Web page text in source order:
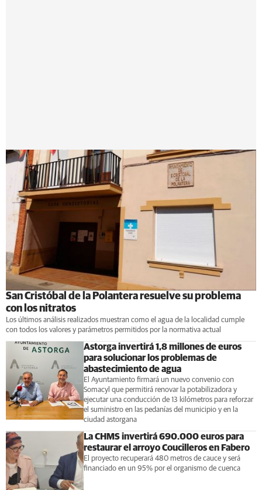
San Cristóbal de la Polantera resuelve su problema
con los nitratos
Los últimos análisis realizados muestran como el agua de la localidad cumple
con todos los valores y parámetros permitidos por la normativa actual
Astorga invertirá 1,8 millones de euros
para solucionar los problemas de
abastecimiento de agua
El Ayuntamiento firmará un nuevo convenio con
Somacyl que permitirá renovar la potabilizadora y
ejecutar una conducción de 13 kilómetros para reforzar
el suministro en las pedanías del municipio y en la
ciudad astorgana
La CHMS invertirá 690.000 euros para
restaurar el arroyo Coucilleros en Fabero
El proyecto recuperará 480 metros de cauce y será
financiado en un 95% por el organismo de cuenca